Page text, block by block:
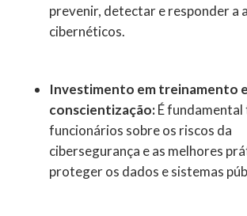
prevenir, detectar e responder a
cibernéticos.
Investimento em treinamento e
conscientização:É fundamental
funcionários sobre os riscos da
cibersegurança e as melhores
proteger os dados e sistemas